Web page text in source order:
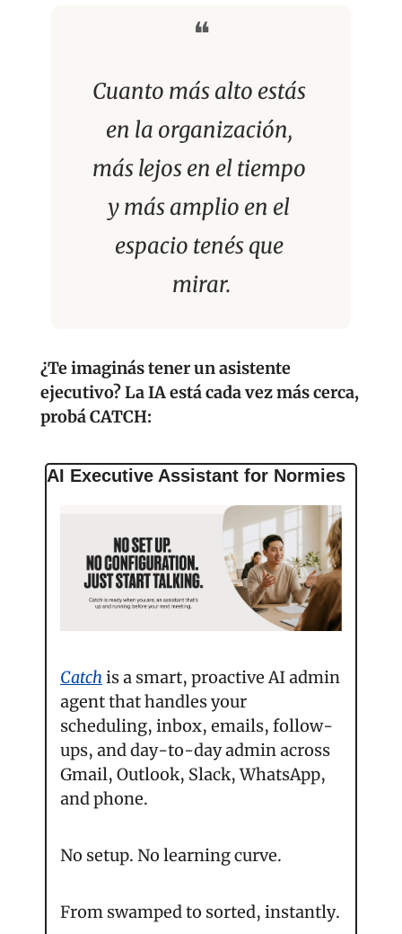
❝
Cuanto más alto estás
en la organización,
más lejos en el tiempo
y más amplio en el
espacio tenés que
mirar.
¿Te imaginás tener un asistente
ejecutivo? La IA está cada vez más cerca,
probá CATCH:
AI Executive Assistant for Normies
Catch is a smart, proactive AI admin
agent that handles your
scheduling, inbox, emails, follow-
ups, and day-to-day admin across
Gmail, Outlook, Slack, WhatsApp,
and phone.
No setup. No learning curve.
From swamped to sorted, instantly.